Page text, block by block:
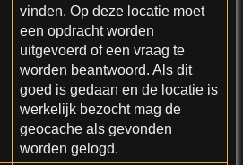
vinden. Op deze locatie moet
een opdracht worden
uitgevoerd of een vraag te
worden beantwoord. Als dit
goed is gedaan en de locatie is
werkelijk bezocht mag de
geocache als gevonden
worden gelogd.